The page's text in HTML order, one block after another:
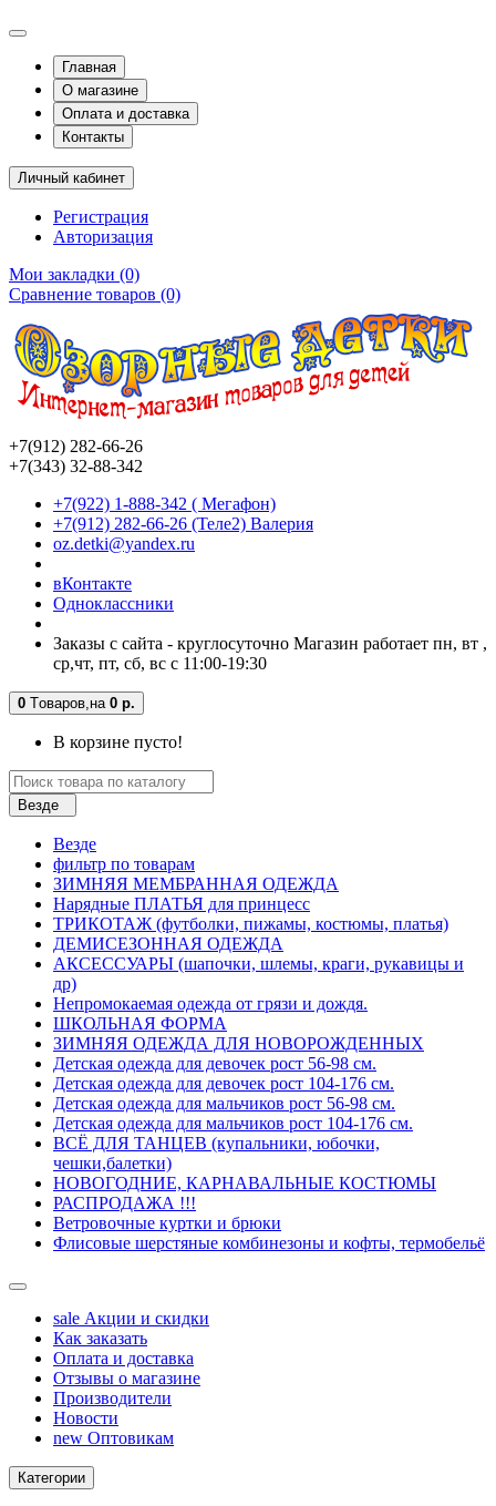
Главная
О магазине
Оплата и доставка
Контакты
Личный кабинет
Регистрация
Авторизация
Мои закладки (0)
Сравнение товаров (0)
+7(912) 282-66-26
+7(343) 32-88-342
+7(922) 1-888-342 ( Мегафон)
+7(912) 282-66-26 (Теле2) Валерия
oz.detki@yandex.ru
вКонтакте
Одноклассники
Заказы с сайта - круглосуточно Магазин работает пн, вт ,
ср,чт, пт, сб, вс с 11:00-19:30
0 Tоваров,на 0 р.
В корзине пусто!
Везде
Везде
фильтр по товарам
ЗИМНЯЯ МЕМБРАННАЯ ОДЕЖДА
Нарядные ПЛАТЬЯ для принцесс
ТРИКОТАЖ (футболки, пижамы, костюмы, платья)
ДЕМИСЕЗОННАЯ ОДЕЖДА
АКСЕССУАРЫ (шапочки, шлемы, краги, рукавицы и
др)
Непромокаемая одежда от грязи и дождя.
ШКОЛЬНАЯ ФОРМА
ЗИМНЯЯ ОДЕЖДА ДЛЯ НОВОРОЖДЕННЫХ
Детская одежда для девочек рост 56-98 см.
Детская одежда для девочек рост 104-176 см.
Детская одежда для мальчиков рост 56-98 см.
Детская одежда для мальчиков рост 104-176 см.
ВСЁ ДЛЯ ТАНЦЕВ (купальники, юбочки,
чешки,балетки)
НОВОГОДНИЕ, КАРНАВАЛЬНЫЕ КОСТЮМЫ
РАСПРОДАЖА !!!
Ветровочные куртки и брюки
Флисовые шерстяные комбинезоны и кофты, термобельё
sale Акции и скидки
Как заказать
Оплата и доставка
Отзывы о магазине
Производители
Новости
new Оптовикам
Категории